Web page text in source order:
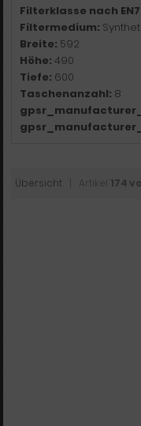
Filterklasse nach
Filtermedium:
Breite: 592
Höhe: 490
Tiefe: 600
Taschenanzahl: 8
Übersicht | Artikel 174